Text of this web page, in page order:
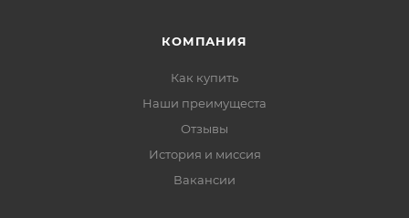
КОМПАНИЯ
Как купить
Наши преимущеста
Отзывы
История и миссия
Вакансии